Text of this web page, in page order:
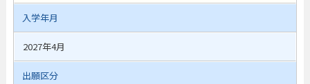
入学年月
2027年4月
出願区分